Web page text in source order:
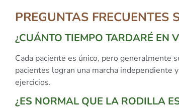
PREGUNTAS FRECUENTES
¿CUÁNTO TIEMPO TARDARÉ EN
Cada paciente es único, pero generalmente
pacientes logran una marcha independiente
ejercicios.
¿ES NORMAL QUE LA RODILLA